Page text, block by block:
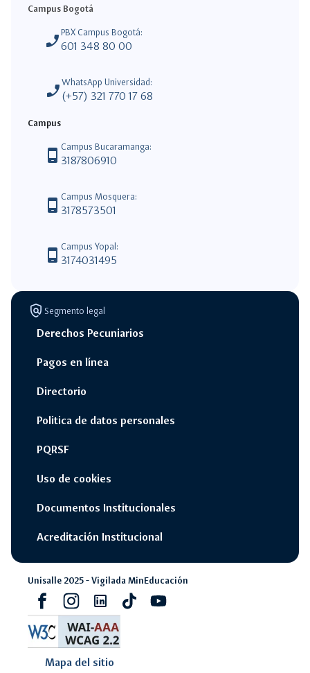
Campus Bogotá
phone_enabled PBX Campus Bogotá:
601 348 80 00
phone_enabled WhatsApp Universidad:
(+57) 321 770 17 68
Campus
phone_android Campus Bucaramanga:
3187806910
phone_android Campus Mosquera:
3178573501
phone_android Campus Yopal:
3174031495
policy Segmento legal
Derechos Pecuniarios
Pagos en línea
Directorio
Politica de datos personales
PQRSF
Uso de cookies
Documentos Institucionales
Acreditación Institucional
Unisalle 2025 - Vigilada MinEducación
FacebookInstagramLinkedinTiktokyoutube
Mapa del sitio